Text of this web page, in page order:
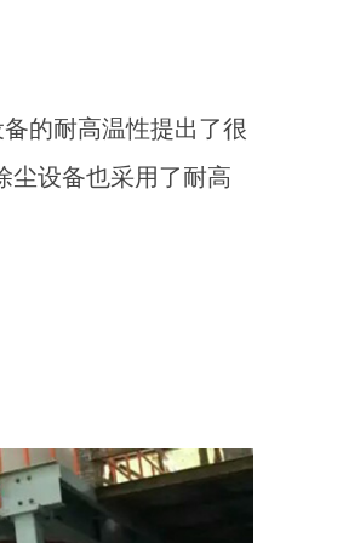
的耐高温性提出了很
尘设备也采用了耐高